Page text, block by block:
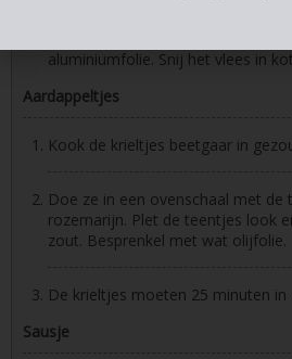
aluminiumfolie. Snij het vlees in
Aardappeltjes
Kook de krieltjes beetgaar in
Doe ze in een ovenschaal met de
rozemarijn. Plet de teentjes look
zout. Besprenkel met wat olijfolie.
De krieltjes moeten 25 minuten in
Sausje